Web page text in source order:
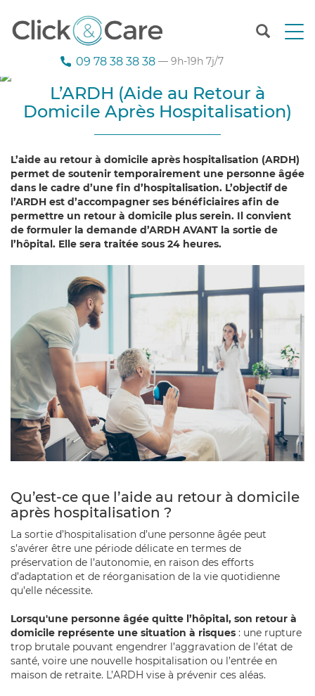
T
i
g
09 78 38 38 38 — 9h-19h 7j/7
L’ARDH (Aide au Retour à
Domicile Après Hospitalisation)
L’aide au retour à domicile après hospitalisation (ARDH)
permet de soutenir temporairement une personne âgée
dans le cadre d’une fin d’hospitalisation. L’objectif de
l’ARDH est d’accompagner ses bénéficiaires afin de
permettre un retour à domicile plus serein. Il convient
de formuler la demande d’ARDH AVANT la sortie de
l’hôpital. Elle sera traitée sous 24 heures.
Qu’est-ce que l’aide au retour à domicile
après hospitalisation ?
La sortie d’hospitalisation d’une personne âgée peut
s’avérer être une période délicate en termes de
préservation de l’autonomie, en raison des efforts
d’adaptation et de réorganisation de la vie quotidienne
qu’elle nécessite.
Lorsqu'une personne âgée quitte l’hôpital, son retour à
domicile représente une situation à risques : une rupture
trop brutale pouvant engendrer l’aggravation de l’état de
santé, voire une nouvelle hospitalisation ou l’entrée en
maison de retraite. L’ARDH vise à prévenir ces aléas.